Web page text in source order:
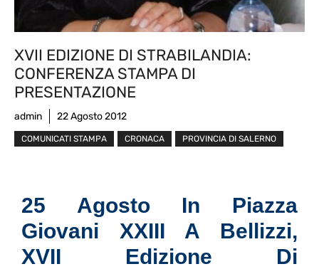
XVII EDIZIONE DI STRABILANDIA:
CONFERENZA STAMPA DI
PRESENTAZIONE
admin 22 Agosto 2012
COMUNICATI STAMPA CRONACA PROVINCIA DI SALERNO
25 Agosto In Piazza
Giovani XXIII A Bellizzi,
XVII Edizione Di